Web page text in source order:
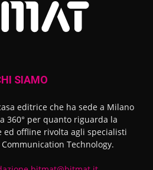
SIAMO
editrice che ha sede a Milano
360° per quanto riguarda la
ed offline rivolta agli specialisti
Technology.